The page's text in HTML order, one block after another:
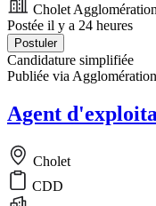
Cholet
Postée il y a 24 heures
Postuler
Candidature simplifiée
Publiée via
Agent
Cholet
CDD